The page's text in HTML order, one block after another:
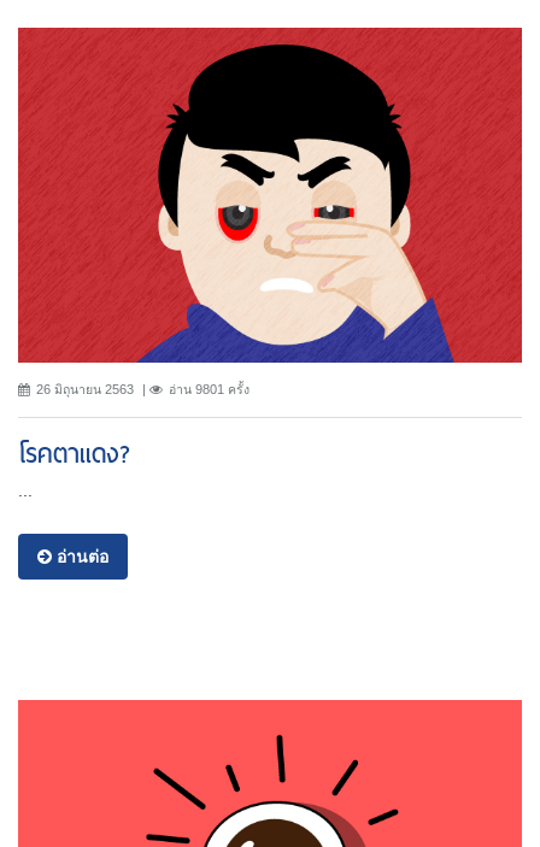
26 มิถุนายน 2563 อ่าน 9801 ครั้ง
โรคตาแดง?
...
อ่านต่อ